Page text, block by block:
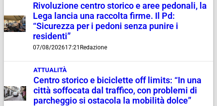
Rivoluzione centro storico e aree pedonali, la
Lega lancia una raccolta firme. Il Pd:
“Sicurezza per i pedoni senza punire i
residenti”
07/08/202617:21 Redazione
ATTUALITÀ
Centro storico e biciclette off limits: “In una
città soffocata dal traffico, con problemi di
parcheggio si ostacola la mobilità dolce”